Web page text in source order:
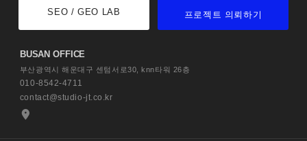
SEO / GEO LAB 프로젝트 의뢰하기
BUSAN OFFICE
부산광역시 해운대구 센텀서로30,knn타워 26층
010-8542-4711
contact@studio-jt.co.kr